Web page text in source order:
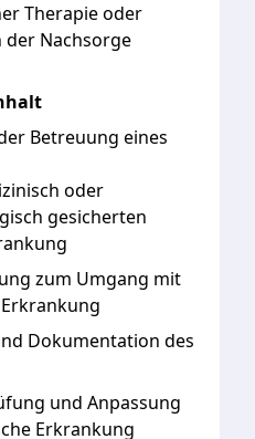
Therapieoder
der Nachsorge
Betreuung eines
oder
gesicherten
zum Umgang mit
Dokumentation des
und Anpassung
Erkrankung